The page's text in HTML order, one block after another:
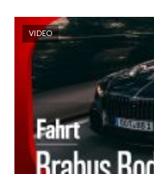
VIDEO